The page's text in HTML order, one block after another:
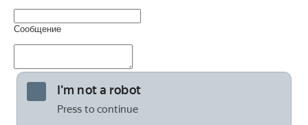
Сообщение